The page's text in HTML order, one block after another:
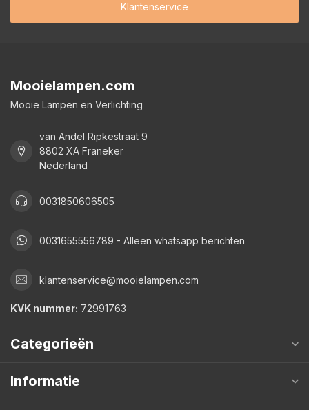
Klantenservice
Mooielampen.com
Mooie Lampen en Verlichting
van Andel Ripkestraat 9
8802 XA Franeker
Nederland
0031850606505
0031655556789 - Alleen whatsapp berichten
klantenservice@mooielampen.com
KVK nummer: 72991763
Categorieën
Informatie